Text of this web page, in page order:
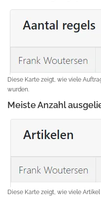
Diese Karte zeigt, wie viele
wurden.
Meiste Anzahl
Diese Karte zeigt, wie viele